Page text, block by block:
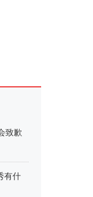
致歉
有什